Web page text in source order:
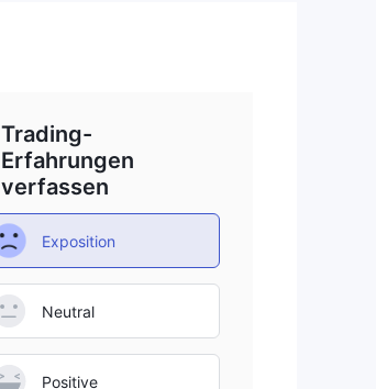
Trading-
Erfahrungen
verfassen
Exposition
Neutral
Positive